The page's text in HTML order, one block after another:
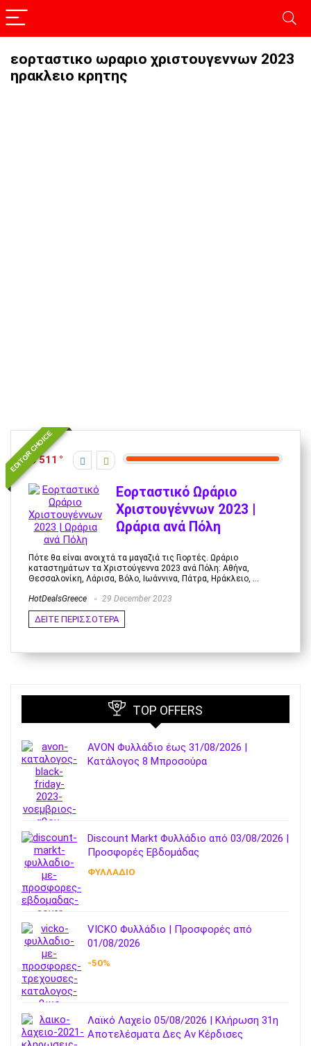
εορταστικο ωραριο χριστουγεννων 2023
ηρακλειο κρητης
EDITOR CHOICE
511
Εορταστικό Ωράριο
Χριστουγέννων 2023 |
Ωράρια ανά Πόλη
Πότε θα είναι ανοιχτά τα μαγαζιά τις Γιορτές. Ωράριο
καταστημάτων τα Χριστούγεννα 2023 ανά Πόλη: Αθήνα,
Θεσσαλονίκη, Λάρισα, Βόλο, Ιωάννινα, Πάτρα, Ηράκλειο, ...
HotDealsGreece 29 December 2023
ΔΕΙΤΕ ΠΕΡΙΣΣΟΤΕΡΑ
TOP OFFERS
AVON Φυλλάδιο έως 31/08/2026 |
Κατάλογος 8 Μπροσούρα
Discount Markt Φυλλάδιο από 03/08/2026 |
Προσφορές Εβδομάδας
ΦΥΛΛΑΔΙΟ
VICKO Φυλλάδιο | Προσφορές από
01/08/2026
-50%
Λαϊκό Λαχείο 05/08/2026 | Κλήρωση 31η
Αποτελέσματα Δες Αν Κέρδισες